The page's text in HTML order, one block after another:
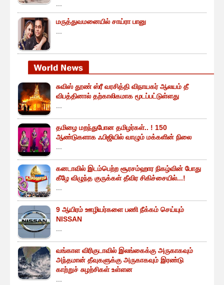
மருத்துவமனையில் சாய்ரா பானு
சுவிஸ் தூண் ஸ்ரீ வரசித்தி விநாயகர் ஆலயம் தீ
விபத்தினால் தற்காலிகமாக மூடப்பட்டுள்ளது
தமிழை மறந்துபோன தமிழர்கள்.. ! 150
ஆண்டுகளாக ஃபிஜியில் வாழும் மக்களின் நிலை
கனடாவில் இடம்பெற்ற சூரசம்ஹார நிகழ்வின் போது
கீழே விழுந்த குருக்கள் தீவிர சிகிச்சையில்...!
9 ஆயிரம் ஊழியர்களை பணி நீக்கம் செய்யும்
NISSAN
வங்காள விரிகுடாவில் இலங்கைக்கு அருகாகவும்
அந்தமான் தீவுகளுக்கு அருகாகவும் இரண்டு
காற்றுச் சுழற்சிகள் உள்ளன